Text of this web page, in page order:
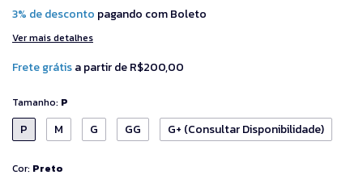
3% de desconto pagando com Boleto
Ver mais detalhes
Frete grátisa partir deR$200,00
Tamanho: P
P M G GG G+ (Consultar Disponibilidade)
Cor: Preto